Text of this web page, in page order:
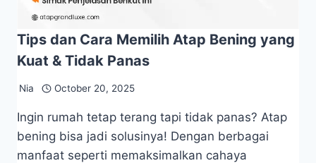
Tips dan Cara Memilih Atap Bening yang
Kuat & Tidak Panas
Nia October 20, 2025
Ingin rumah tetap terang tapi tidak panas? Atap
bening bisa jadi solusinya! Dengan berbagai
manfaat seperti memaksimalkan cahaya